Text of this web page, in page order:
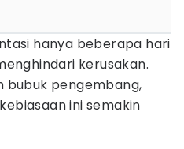
hanya beberapa hari
kerusakan.
bubuk pengembang,
ini semakin